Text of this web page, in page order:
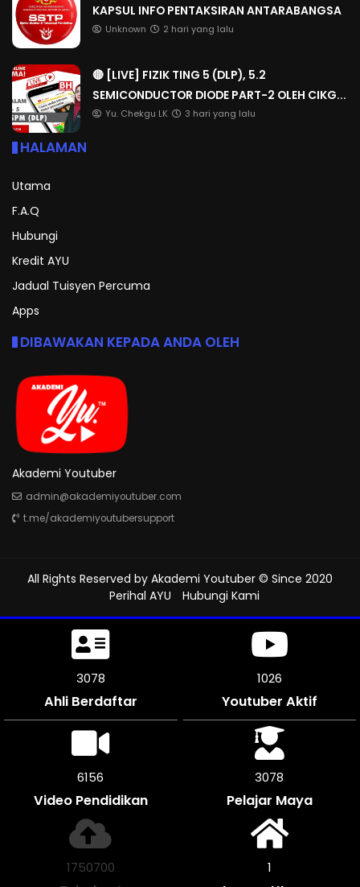
KAPSUL INFO PENTAKSIRAN ANTARABANGSA
Unknown 2 hari yang lalu
🔴 [LIVE] FIZIK TING 5 (DLP), 5.2
SEMICONDUCTOR DIODE PART-2 OLEH CIKG...
Yu. Chekgu LK 3 hari yang lalu
HALAMAN
Utama
F.A.Q
Hubungi
Kredit AYU
Jadual Tuisyen Percuma
Apps
DIBAWAKAN KEPADA ANDA OLEH
Akademi Youtuber
admin@akademiyoutuber.com
t.me/akademiyoutubersupport
All Rights Reserved by Akademi Youtuber © Since 2020
Perihal AYU
Hubungi Kami
3456
Ahli Berdaftar
1152
Youtuber Aktif
6906
Video Pendidikan
3453
Pelajar Maya
1965908 1